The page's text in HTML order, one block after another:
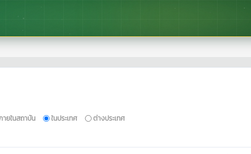
ายในสถาบัน ในประเทศ ต่างประเทศ